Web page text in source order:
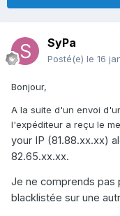
SyPa
Posté(e) le 16
Bonjour,
A la suite d'un envoi
l'expéditeur a reçu le
your IP (81.88.xx.xx)
82.65.xx.xx.
Je ne comprends pas
blacklistée sur une